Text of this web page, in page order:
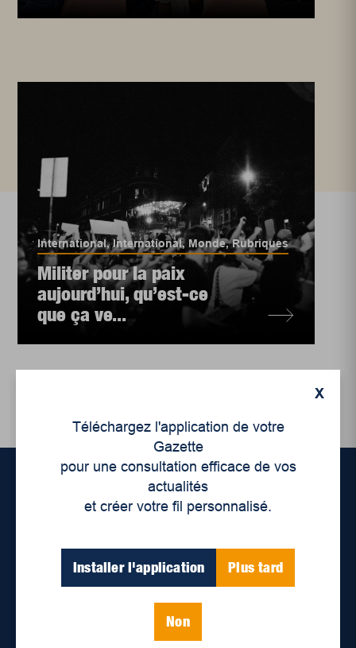
International,International, Monde,Rubriques
Militer pour la paix
aujourd’hui, qu’est-ce
que ça ve...
X
Téléchargez l'application de votre
Gazette
pour une consultation efficace de vos
actualités
et créer votre fil personnalisé.
Installer l'application Plus tard
Non